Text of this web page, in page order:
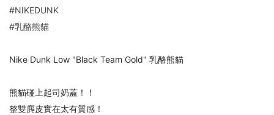
#NIKEDUNK
#乳酪熊貓
Nike Dunk Low "Black Team Gold" 乳酪熊貓
熊貓碰上起司奶蓋！！
整雙麂皮實在太有質感！